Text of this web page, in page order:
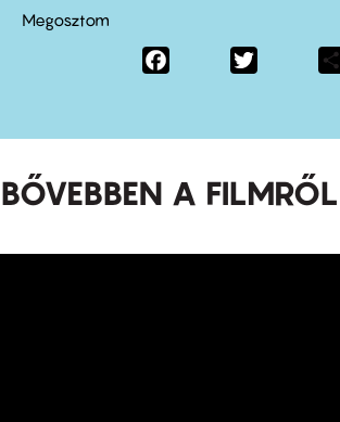
Megosztom
Facebook
BŐVEBBEN A FILMRŐL